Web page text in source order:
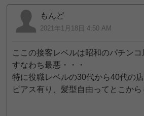
もんど
2021年1月18日 4:50 AM
ここの接客レベルは昭和のパチンコ
すなわち最悪・・・
特に役職レベルの30代から40代の
ピアス有り、髪型自由ってとこか